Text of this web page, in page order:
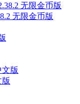
无限金币版